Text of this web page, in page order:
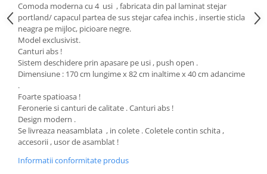
Comoda moderna cu 4 usi , fabricata din pal laminat stejar
portland/ capacul partea de sus stejar cafea inchis , insertie sticla
neagra pe mijloc, picioare negre.
Model exclusivist.
Canturi abs !
Sistem deschidere prin apasare pe usi , push open .
Dimensiune : 170 cm lungime x 82 cm inaltime x 40 cm adancime
.
Foarte spatioasa !
Feronerie si canturi de calitate . Canturi abs !
Design modern .
Se livreaza neasamblata , in colete . Coletele contin schita ,
accesorii , usor de asamblat !
Informatii conformitate produs